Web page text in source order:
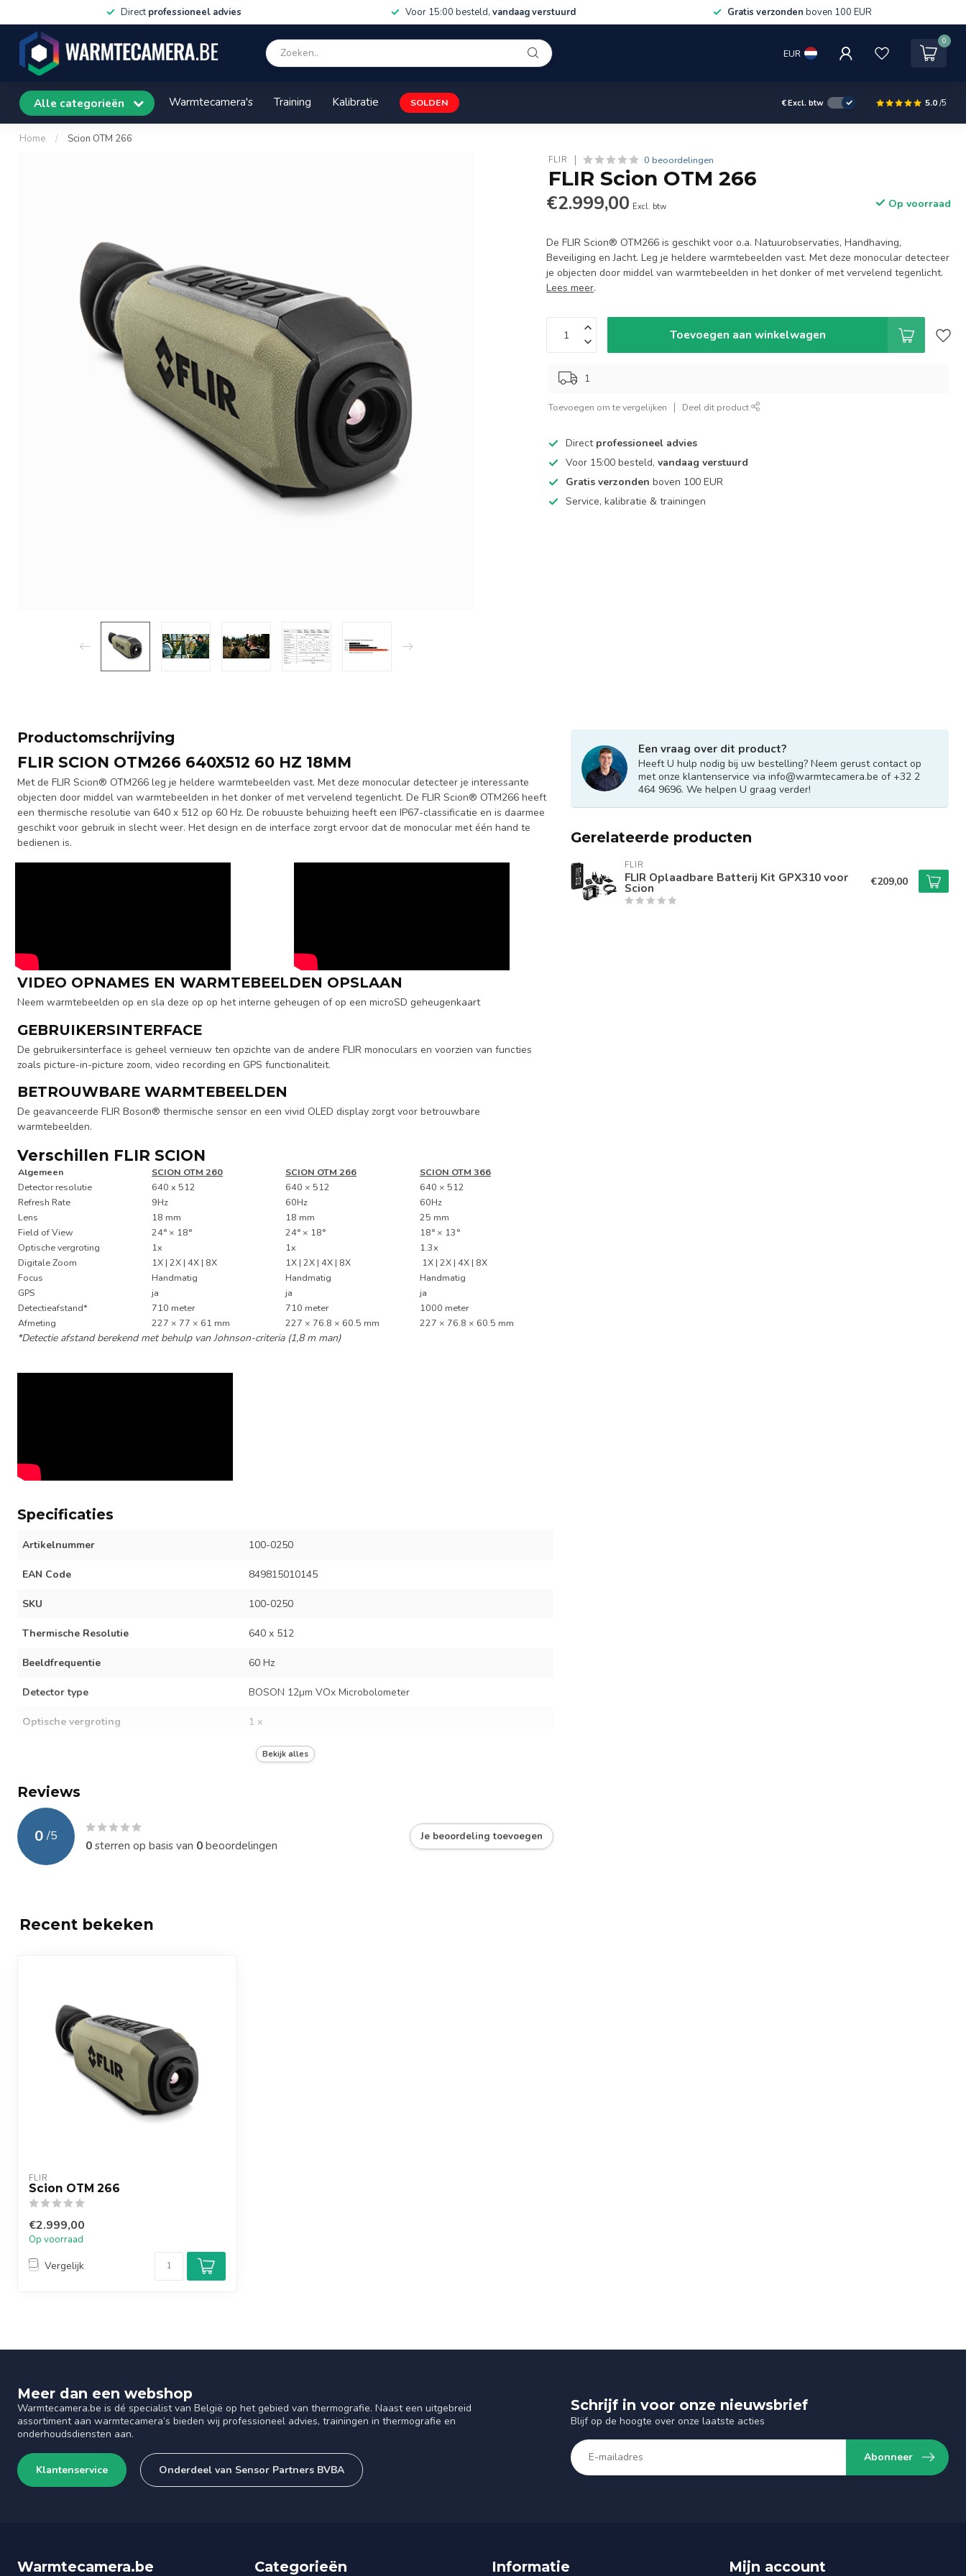
professioneel advies vandaag verstuurd boven 100 EUR
EUR
0
Alle categorieën Warmtecamera's Training Kalibratie SOLDEN €Excl. btw 5.0/5
Home / Scion OTM 266
FLIR 0 beoordelingen
FLIR Scion OTM 266
€2.999,00 Excl. btw Op voorraad
De FLIR Scion® OTM266 is geschikt voor o.a. Natuurobservaties, Handhaving,
Beveiliging en Jacht. Leg je heldere warmtebeelden vast. Met deze monocular detecteer
je objecten door middel van warmtebeelden in het donker of met vervelend tegenlicht.
Lees meer.
Toevoegen aan winkelwagen
1
Toevoegen om te vergelijken Deel dit product
Direct professioneel advies
Voor 15:00 besteld,vandaag verstuurd
Gratis verzonden boven 100 EUR
Service, kalibratie & trainingen
Productomschrijving
FLIR SCION OTM266 640X512 60 HZ 18MM
Met de FLIR Scion® OTM266 leg je heldere warmtebeelden vast. Met deze monocular detecteer je interessante
objecten door middel van warmtebeelden in het donker of met vervelend tegenlicht. De FLIR Scion® OTM266 heeft
een thermische resolutie van 640 x 512 op 60 Hz. De robuuste behuizing heeft een IP67-classificatie en is daarmee
geschikt voor gebruik in slecht weer. Het design en de interface zorgt ervoor dat de monocular met één hand te
bedienen is.
VIDEO OPNAMES EN WARMTEBEELDEN OPSLAAN
Neem warmtebeelden op en sla deze op op het interne geheugen of op een microSD geheugenkaart
GEBRUIKERSINTERFACE
De gebruikersinterface is geheel vernieuw ten opzichte van de andere FLIR monoculars en voorzien van functies
zoals picture-in-picture zoom, video recording en GPS functionaliteit.
BETROUWBARE WARMTEBEELDEN
De geavanceerde FLIR Boson® thermische sensor en een vivid OLED display zorgt voor betrouwbare
warmtebeelden.
Verschillen FLIR SCION
Algemeen SCION OTM 260 SCION OTM 266
SCION OTM 366
Detector resolutie
640 x 512 640 × 512
640 × 512
Refresh Rate
9Hz 60Hz
60Hz
Lens
18 mm 18 mm
25 mm
Field of View
24° × 18° 24° × 18°
18° × 13°
Optische vergroting
1x 1x
1.3x
Digitale Zoom
1X | 2X | 4X | 8X 1X | 2X | 4X | 8X
1X | 2X | 4X | 8X
Focus
Handmatig Handmatig
Handmatig
GPS
ja ja
ja
Detectieafstand*
710 meter 710 meter
1000 meter
Afmeting
227 × 77 × 61 mm 227 × 76.8 × 60.5 mm 227 × 76.8 × 60.5 mm
*Detectie afstand berekend met behulp van Johnson-criteria (1,8 m man)
Specificaties
Artikelnummer 100-0250
EAN Code 849815010145
SKU 100-0250
Thermische Resolutie 640 x 512
Beeldfrequentie 60 Hz
Detector type BOSON 12µm VOx Microbolometer
Optische vergroting 1 x
24° × 18°
Lens
Zoom Digitaal 1 ×, 2 ×, 4 ×, 8 ×
Kleur pallettes
Gewicht
Afmetingen (B x H x L)
Bekijk alles
Reviews
0 /5
0sterren op basis van 0beoordelingen
Je beoordeling toevoegen
Een vraag over dit product?
Heeft U hulp nodig bij uw bestelling? Neem gerust contact op
met onze klantenservice via info@warmtecamera.be of +32 2
464 9696. We helpen U graag verder!
Gerelateerde producten
FLIR
FLIR Oplaadbare Batterij Kit GPX310 voor
Scion €209,00
Recent bekeken
FLIR
Scion OTM 266
€2.999,00
Op voorraad
Vergelijk
Meer dan een webshop
Warmtecamera.be is dé specialist van België op het gebied van thermografie. Naast een uitgebreid
assortiment aan warmtecamera’s bieden wij professioneel advies, trainingen in thermografie en
onderhoudsdiensten aan.
Klantenservice Onderdeel van Sensor Partners BVBA
Schrijf in voor onze nieuwsbrief
Blijf op de hoogte over onze laatste acties
Abonneer
Warmtecamera.be Categorieën Informatie Mijn account